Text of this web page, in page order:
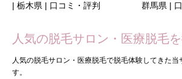
| 栃木県 | 口コミ・評判
群馬県 |
人気の脱毛サロン・医療脱毛
人気の脱毛サロン・医療脱毛で脱毛体験してきた当
す。